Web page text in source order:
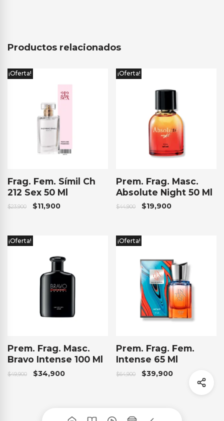
Productos relacionados
¡Oferta!
Frag. Fem. Símil Ch
212 Sex 50 Ml
$23,900 $11,900
¡Oferta!
Prem. Frag. Masc.
Absolute Night 50 Ml
$44,900 $19,900
¡Oferta!
Prem. Frag. Masc.
Bravo Intense 100 Ml
$49,900 $34,900
¡Oferta!
Prem. Frag. Fem.
Intense 65 Ml
$64,900 $39,900